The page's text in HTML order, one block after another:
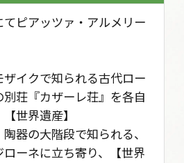
てピアッツァ・アルメリー
ザイクで知られる古代ロー
別荘『カザーレ荘』を各自
世界遺産】
器の大階段で知られる、
ローネに立ち寄り、【世界